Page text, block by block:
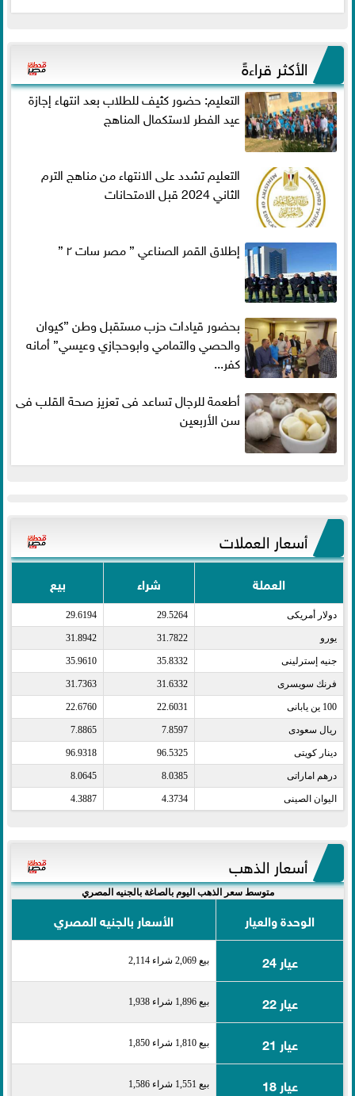
الأكثر قراءةً
التعليم: حضور كثيف للطلاب بعد انتهاء إجازة
عيد الفطر لاستكمال المناهج
التعليم تشدد على الانتهاء من مناهج الترم
الثاني 2024 قبل الامتحانات
إطلاق القمر الصناعي ” مصر سات ٢ ”
بحضور قيادات حزب مستقبل وطن ”كيوان
والحصي والتمامي وابوحجازي وعيسي” أمانه
كفر...
أطعمة للرجال تساعد فى تعزيز صحة القلب فى
سن الأربعين
أسعار العملات
العملة شراء بيع
دولار أمريكى​ 29.5264
29.6194
يورو​ 31.7822
31.8942
جنيه إسترلينى​ 35.8332
35.9610
فرنك سويسرى​ 31.6332
31.7363
100 ين يابانى​ 22.6031
22.6760
ريال سعودى​ 7.8597
7.8865
دينار كويتى​ 96.5325
96.9318
درهم اماراتى​ 8.0385
8.0645
اليوان الصينى​ 4.3734
4.3887
أسعار الذهب
متوسط سعر الذهب اليوم بالصاغة بالجنيه المصري
الوحدة والعيار
الأسعار بالجنيه المصري
عيار 24
بيع 2,069 شراء 2,114
عيار 22 بيع 1,896 شراء 1,938
عيار 21 بيع 1,810 شراء 1,850
عيار 18 بيع 1,551 شراء 1,586